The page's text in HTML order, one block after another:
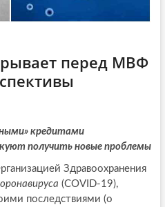
перед МВФ
кредитами
получить новые проблемы
Здравоохранения
(COVID-19),
последствиями (о